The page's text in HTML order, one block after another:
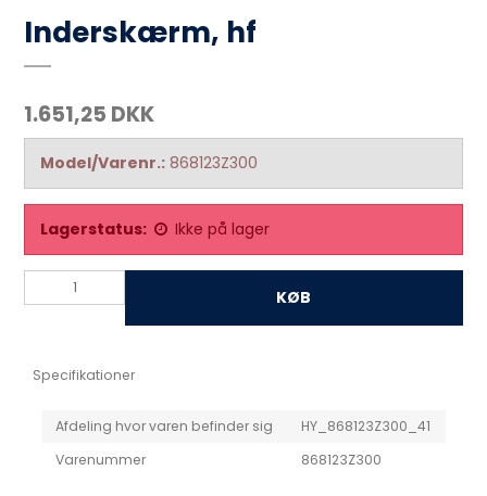
Inderskærm, hf
1.651,25 DKK
Model/Varenr.: 868123Z300
Lagerstatus: Ikke på lager
KØB
Specifikationer
Afdeling hvor varen befinder sig
HY_868123Z300_41
Varenummer
868123Z300